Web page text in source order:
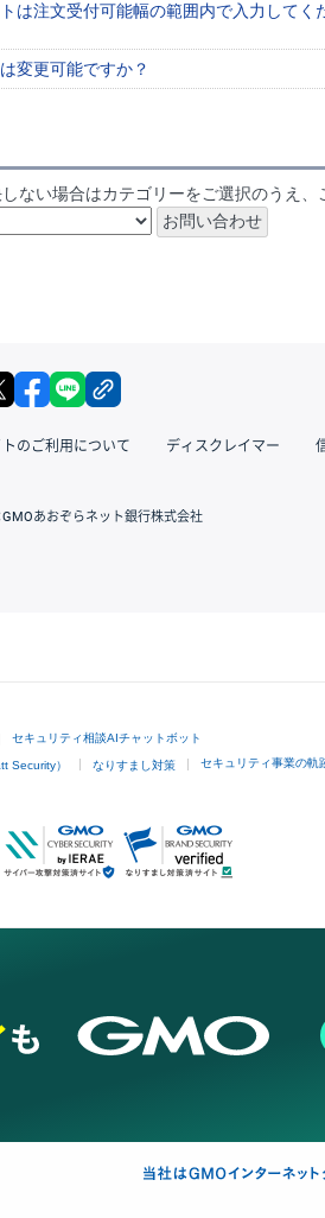
は注文受付可能幅の範囲内で入力して
変更可能ですか？
しない場合はカテゴリーをご選択のうえ
X facebook
のご利用について ディスクレイマー
GMOあおぞらネット銀行株式会社
セキュリティ相談AIチャットボット
Security） なりすまし対策 セキュリティ事業の軌